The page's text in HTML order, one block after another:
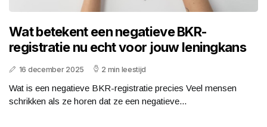
Wat betekent een negatieve BKR-
registratie nu echt voor jouw leningkans
16 december 2025 2 min leestijd
Wat is een negatieve BKR-registratie precies Veel mensen
schrikken als ze horen dat ze een negatieve...